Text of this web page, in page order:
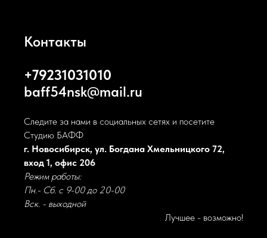
Контакты
+79231031010
baff54nsk@mail.ru
Следите за нами в социальных сетях и посетите
Студию БАФФ
г. Новосибирск, ул. Богдана Хмельницкого 72,
вход 1, офис 206
Режим работы:
Пн.- Сб. с 9-00 до 20-00
Вск. - выходной
Лучшее - возможно!